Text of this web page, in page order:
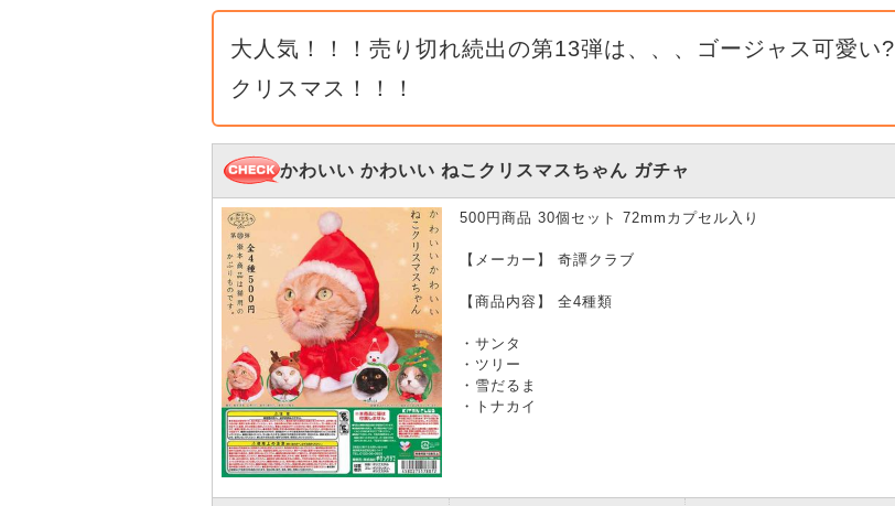
大人気！！！売り切れ続出の第13弾は、、、ゴージャス可愛い?
クリスマス！！！
かわいい かわいい ねこクリスマスちゃん ガチャ
500円商品 30個セット 72mmカプセル入り
【メーカー】 奇譚クラブ
【商品内容】 全4種類
・サンタ
・ツリー
・雪だるま
・トナカイ